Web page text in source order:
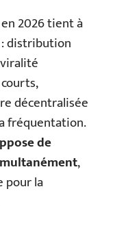
2026 tient à
distribution
décentralisée
fréquentation.
de
,
pour la